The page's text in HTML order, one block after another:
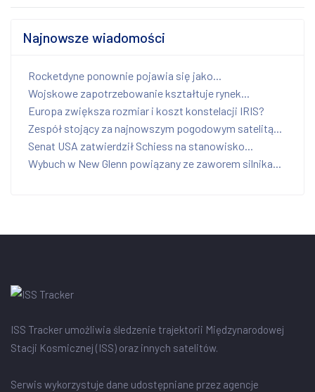
Najnowsze wiadomości
Rocketdyne ponownie pojawia się jako...
Wojskowe zapotrzebowanie kształtuje rynek...
Europa zwiększa rozmiar i koszt konstelacji IRIS?
Zespół stojący za najnowszym pogodowym satelitą...
Senat USA zatwierdził Schiess na stanowisko...
Wybuch w New Glenn powiązany ze zaworem silnika...
ISS Tracker umożliwia śledzenie trajektorii Międzynarodowej
Stacji Kosmicznej (ISS) oraz innych satelitów.
Serwis wykorzystuje dane udostępniane przez agencje